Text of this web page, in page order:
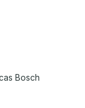
Bosch